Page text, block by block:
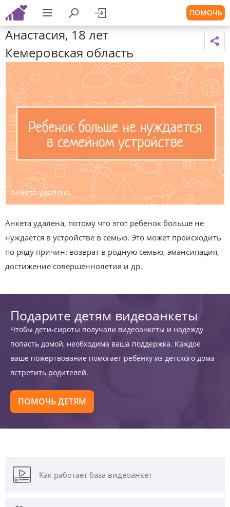
ПОМОЧЬ
Анастасия, 18 лет
Кемеровская область
Анкета удалена.
Анкета удалена, потому что этот ребенок больше не
нуждается в устройстве в семью. Это может происходить
по ряду причин: возврат в родную семью, эмансипация,
достижение совершеннолетия и др.
Подарите детям видеоанкеты
Чтобы дети-сироты получали видеоанкеты и надежду
попасть домой, необходима ваша поддержка. Каждое
ваше пожертвование помогает ребенку из детского дома
встретить родителей.
ПОМОЧЬ ДЕТЯМ
Как работает база видеоанкет